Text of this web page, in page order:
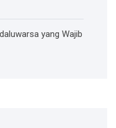
yang Wajib